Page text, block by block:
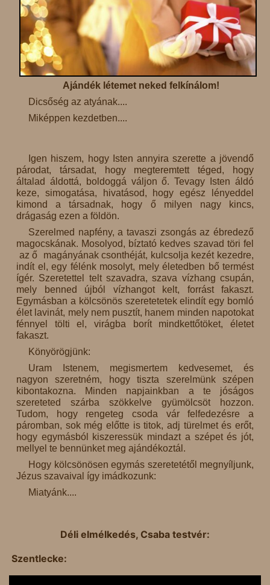
Ajándék létemet neked felkínálom!
Dicsőség az atyának....
Miképpen kezdetben....
Igen hiszem, hogy Isten annyira szerette a jövendő
párodat, társadat, hogy megteremtett téged, hogy
általad áldottá, boldoggá váljon ő. Tevagy Isten áldó
keze, simogatása, hivatásod, hogy egész lényeddel
kimond a társadnak, hogy ő milyen nagy kincs,
drágaság ezen a földön.
Szerelmed napfény, a tavaszi zsongás az ébredező
magocskának. Mosolyod, bíztató kedves szavad töri fel
az ő magányának csonthéját, kulcsolja kezét kezedre,
indít el, egy félénk mosolyt, mely életedben bő termést
ígér. Szeretettel telt szavadra, szava vízhang csupán,
mely benned újból vízhangot kelt, forrást fakaszt.
Egymásban a kölcsönös szeretetetek elindít egy bomló
élet lavinát, mely nem pusztít, hanem minden napotokat
fénnyel tölti el, virágba borít mindkettőtöket, életet
fakaszt.
Könyörögjünk:
Uram Istenem, megismertem kedvesemet, és
nagyon szeretném, hogy tiszta szerelmünk szépen
kibontakozna. Minden napjainkban a te jóságos
szereteted szárba szökkelve gyümölcsöt hozzon.
Tudom, hogy rengeteg csoda vár felfedezésre a
páromban, sok még előtte is titok, adj türelmet és erőt,
hogy egymásból kiszeressük mindazt a szépet és jót,
mellyel te bennünket meg ajándékoztál.
Hogy kölcsönösen egymás szeretetétől megnyíljunk,
Jézus szavaival így imádkozunk:
Miatyánk....
Déli elmélkedés, Csaba testvér:
Szentlecke: